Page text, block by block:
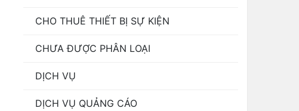
CHO THUÊ THIẾT BỊ SỰ KIỆN
CHƯA ĐƯỢC PHÂN LOẠI
DỊCH VỤ
DỊCH VỤ QUẢNG CÁO